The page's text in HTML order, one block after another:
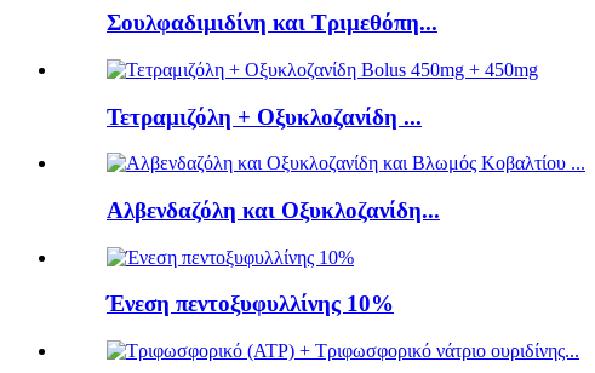
Σουλφαδιμιδίνη και Τριμεθόπη...
Τετραμιζόλη + Οξυκλοζανίδη ...
Αλβενδαζόλη και Οξυκλοζανίδη...
Ένεση πεντοξυφυλλίνης 10%